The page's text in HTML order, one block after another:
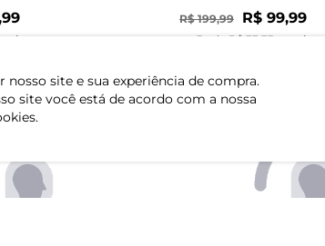
site e sua experiência de compra.
site você está de acordo com a nossa
juros
R$ 199,99 R$ 99,99
ou 3x de R$ 33,33 sem juros